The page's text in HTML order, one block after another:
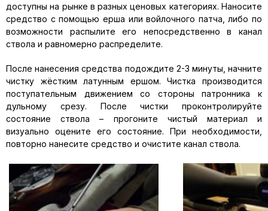
доступны на рынке в разных ценовых категориях. Наносите
средство с помощью ерша или войлочного патча, либо по
возможности распылите его непосредственно в канал
ствола и равномерно распределите.
После нанесения средства подождите 2-3 минуты, начните
чистку жёстким латунным ершом. Чистка производится
поступательным движением со стороны патронника к
дульному срезу. После чистки проконтролируйте
состояние ствола – прогоните чистый материал и
визуально оцените его состояние. При необходимости,
повторно нанесите средство и очистите канал ствола.